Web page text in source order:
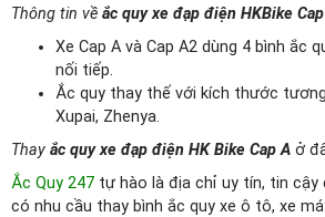
Thông tin về ắc quy xe đạp điện HKBike
Xe Cap A và Cap A2 dùng 4 bình ắc
nối tiếp.
Ắc quy thay thế với kích thước
Xupai, Zhenya.
Thay ắc quy xe đạp điện HK Bike Cap A ở
Ắc Quy 247 tự hào là địa chỉ uy tín, tin cậy
có nhu cầu thay bình ắc quy xe ô tô, xe